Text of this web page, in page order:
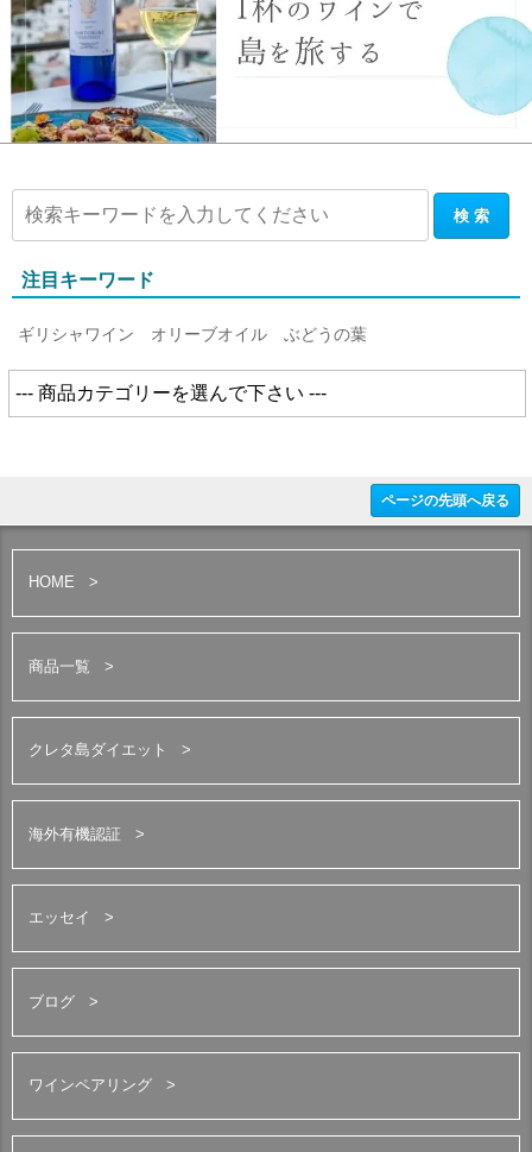
注目キーワード
ギリシャワイン オリーブオイル ぶどうの葉
ページの先頭へ戻る
HOME
商品一覧
クレタ島ダイエット
海外有機認証
エッセイ
ブログ
ワインペアリング